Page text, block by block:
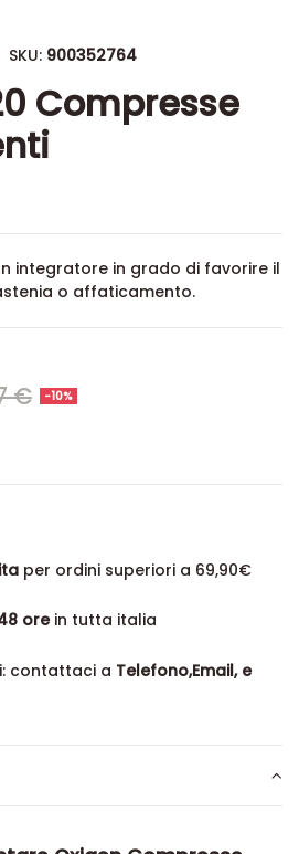
SKU: 900352764
Compresse
integratore in grado di favorire il
o affaticamento.
€ -10%
per ordini superiori a 69,90€
orein tutta italia
contattaci a Telefono,Email, e